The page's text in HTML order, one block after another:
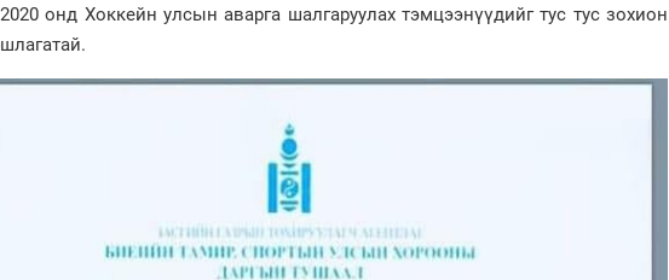
онд Хоккейн улсын аварга шалгаруулах тэмцээнүүдийг тус тус зохион